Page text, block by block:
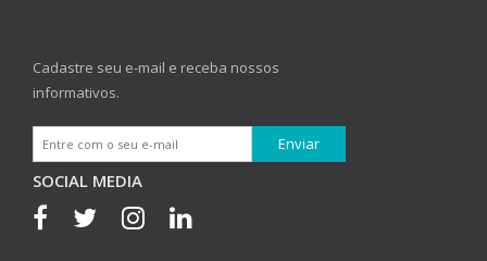
Cadastre seu e-mail e receba nossos
informativos.
SOCIAL MEDIA